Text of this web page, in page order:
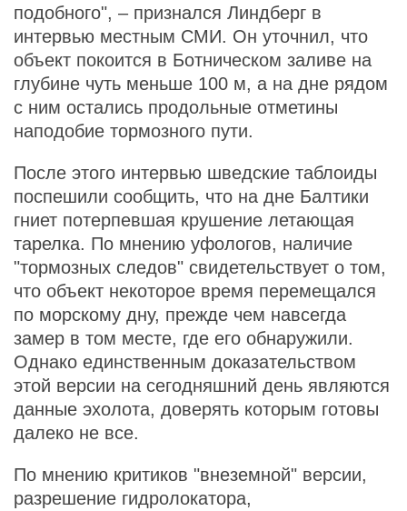
подобного", – признался Линдберг в
интервью местным СМИ. Он уточнил, что
объект покоится в Ботническом заливе на
глубине чуть меньше 100 м, а на дне рядом
с ним остались продольные отметины
наподобие тормозного пути.
После этого интервью шведские таблоиды
поспешили сообщить, что на дне Балтики
гниет потерпевшая крушение летающая
тарелка. По мнению уфологов, наличие
"тормозных следов" свидетельствует о том,
что объект некоторое время перемещался
по морскому дну, прежде чем навсегда
замер в том месте, где его обнаружили.
Однако единственным доказательством
этой версии на сегодняшний день являются
данные эхолота, доверять которым готовы
далеко не все.
По мнению критиков "внеземной" версии,
разрешение гидролокатора,